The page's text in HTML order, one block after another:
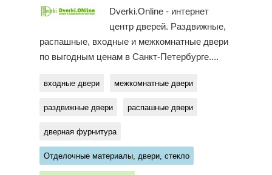
Dverki.Online - интернет
центр дверей. Раздвижные,
распашные, входные и межкомнатные двери
по выгодным ценам в Санкт-Петербурге....
входные двери межкомнатные двери
раздвижные двери распашные двери
дверная фурнитура
Отделочные материалы, двери, стекло